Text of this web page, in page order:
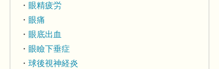
眼精疲労
眼痛
眼底出血
眼瞼下垂症
球後視神経炎